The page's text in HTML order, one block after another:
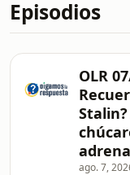
Episodios
OLR
ago. 7,